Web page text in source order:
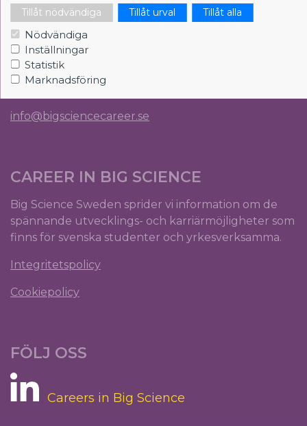
Tillåt nödvändiga Tillåt urval Tillåt alla
Nödvändiga
Inställningar
Statistik
Marknadsföring
Big Science Sweden
The Loop
Rydbergs torg 4
SE-224 84 Lund
Org.nr: 5561012153
info@bigsciencecareer.se
CAREER IN BIG SCIENCE
Big Science Sweden sprider vi information om de
spännande utvecklings- och karriärmöjligheter som
finns för svenska studenter och yrkesverksamma.
Integritetspolicy
Cookiepolicy
FÖLJ OSS
Careers in Big Science